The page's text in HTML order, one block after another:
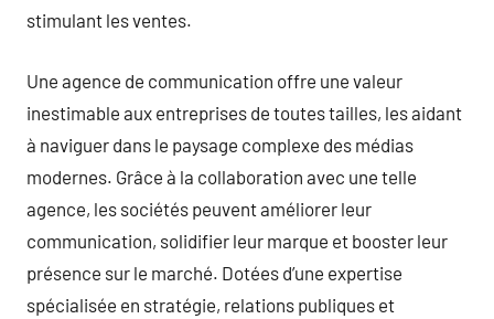
stimulant les ventes.
Une agence de communication offre une valeur
inestimable aux entreprises de toutes tailles, les aidant
à naviguer dans le paysage complexe des médias
modernes. Grâce à la collaboration avec une telle
agence, les sociétés peuvent améliorer leur
communication, solidifier leur marque et booster leur
présence sur le marché. Dotées d’une expertise
spécialisée en stratégie, relations publiques et